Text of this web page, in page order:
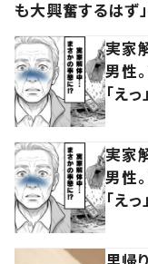
も大興奮するはず」
実家
男性
「えっ」
実家
男性
「えっ」